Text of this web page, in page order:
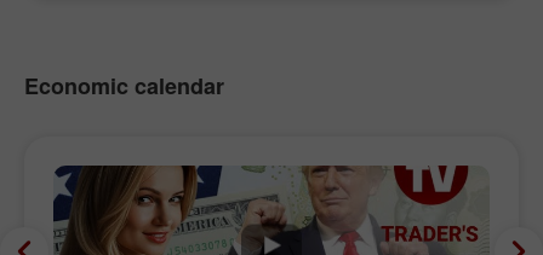
Economic calendar